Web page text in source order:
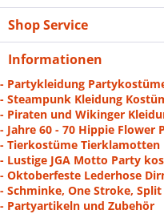
Shop Service
Informationen
- Partykleidung
- Steampunk Kleidung
- Piraten und Wikinger
- Jahre 60 - 70 Hippie Flower
- Tierkostüme Tierklamotten
- Lustige JGA Motto Party
- Oktoberfeste Lederhose
- Schminke, One Stroke, Split
- Partyartikeln und Zubehör